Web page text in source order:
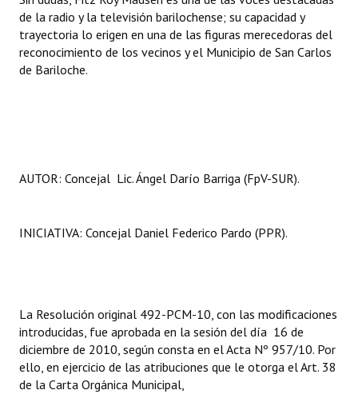
de la radio y la televisión barilochense; su capacidad y
trayectoria lo erigen en una de las figuras merecedoras del
reconocimiento de los vecinos y el Municipio de San Carlos
de Bariloche.
AUTOR: Concejal Lic. Ángel Darío Barriga (FpV-SUR).
INICIATIVA: Concejal Daniel Federico Pardo (PPR).
La Resolución original 492-PCM-10, con las modificaciones
introducidas, fue aprobada en la sesión del día 16 de
diciembre de 2010, según consta en el Acta Nº 957/10. Por
ello, en ejercicio de las atribuciones que le otorga el Art. 38
de la Carta Orgánica Municipal,